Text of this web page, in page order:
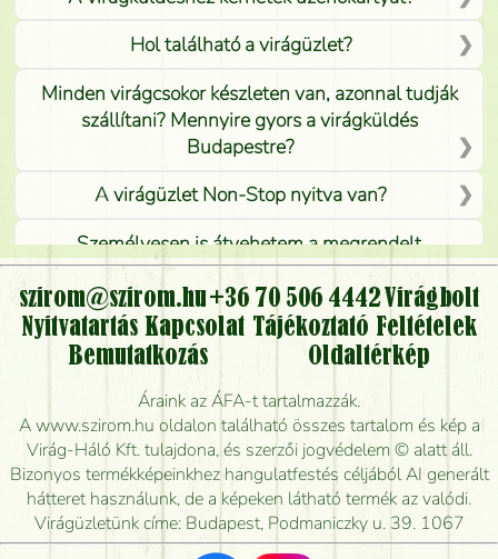
Hol található a virágüzlet?
Minden virágcsokor készleten van, azonnal tudják
szállítani? Mennyire gyors a virágküldés
Budapestre?
A virágüzlet Non-Stop nyitva van?
Személyesen is átvehetem a megrendelt
virágcsokrot, vagy csak virágküldéssel, kiszállítással
kérhető?
Vidékre is lehet rendelni?
Meddig rendelhetek virágküldést úgy, hogy még ma
kiszállítsák?
Mennyire gyorsan tudják elkészíteni a csokrot, és
mikor tudják leghamarabb kiszállítani?
Vörös rózsát keresek, van önöknél?
szirom@szirom.hu +36 70 506 4442Virágbolt
Nyitvatartás Kapcsolat Tájékoztató Feltételek
Bemutatkozás
Oldaltérkép
Áraink az ÁFA-t tartalmazzák.
A www.szirom.hu oldalon található összes tartalom és kép a
Virág-Háló Kft. tulajdona, és szerzői jogvédelem © alatt áll.
Bizonyos termékképeinkhez hangulatfestés céljából AI generált
hátteret használunk, de a képeken látható termék az valódi.
Virágüzletünk címe: Budapest, Podmaniczky u. 39. 1067